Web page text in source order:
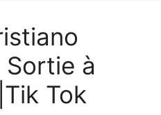
Sortie à
Tok